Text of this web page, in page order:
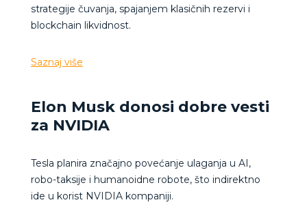
strategije čuvanja, spajanjem klasičnih rezervi i
blockchain likvidnost.
Saznaj više
Elon Musk donosi dobre vesti
za NVIDIA
Tesla planira značajno povećanje ulaganja u AI,
robo-taksije i humanoidne robote, što indirektno
ide u korist NVIDIA kompaniji.